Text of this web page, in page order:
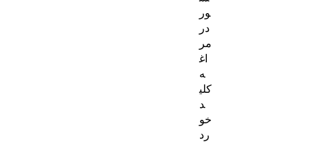
ور
در
مر
اغ
ه
کلی
د
خو
رد